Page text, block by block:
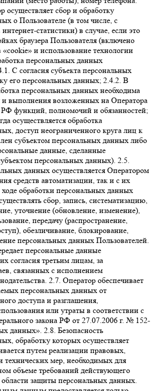
осуществляет сбор и обработку
о Пользователе (в том числе, с
статистики) в случае, если это
браузера Пользователя (включено
и использование технологии
персональных данных
С согласия субъекта персональных
его персональных данных; 2.4.2. В
персональных данных необходима
и выполнения возложенных на Оператора
РФ функций, полномочий и обязанностей;
осуществляется обработка
доступ неограниченного круга лиц к
субъектом персональных данных либо
данные, сделанные
персональных данных). 2.5.
данных осуществляется Оператором
средств автоматизации, так и с их
обработки персональных данных
сбор, запись, систематизацию,
уточнение (обновление, изменение),
передачу (распространение,
обезличивание, блокирование,
персональных данных Пользователей.
персональные данные
согласия третьим лицам, за
связанных с исполнением
2.7. Оператор обеспечивает
персональных данных от
доступа и разглашения,
или утраты в соответствии с
закона РФ от 27.07.2006 г. № 152-
данных». 2.8. Безопасность
обработку которых осуществляет
путем реализации правовых,
технических мер, необходимых для
объеме требований действующего
области защиты персональных данных.